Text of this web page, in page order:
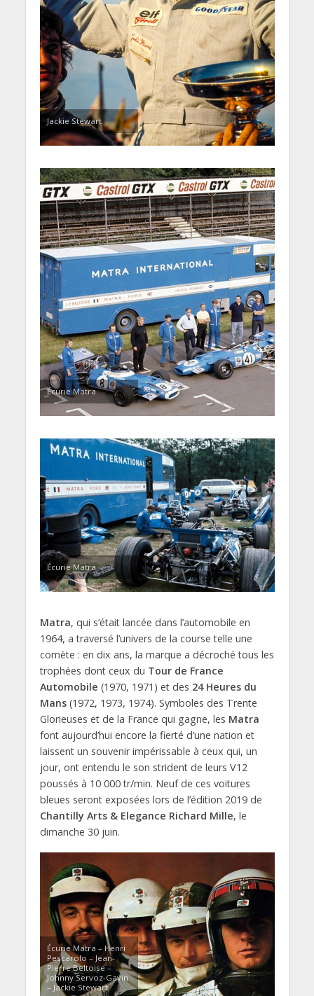
Jackie Stewart
Écurie Matra
Écurie Matra
Matra, qui s’était lancée dans l’automobile en
1964, a traversé l’univers de la course telle une
comète : en dix ans, la marque a décroché tous les
trophées dont ceux du Tour de France
Automobile (1970, 1971) et des 24 Heures du
Mans(1972, 1973, 1974). Symboles des Trente
Glorieuses et de la France qui gagne, les Matra
font aujourd’hui encore la fierté d’une nation et
laissent un souvenir impérissable à ceux qui, un
jour, ont entendu le son strident de leurs V12
poussés à 10 000 tr/min. Neuf de ces voitures
bleues seront exposées lors de l’édition 2019 de
Chantilly Arts & Elegance Richard Mille, le
dimanche 30 juin.
Écurie Matra – Henri
Pescarolo – Jean-
Pierre Beltoise –
Johnny Servoz-Gavin
– Jackie Stewart